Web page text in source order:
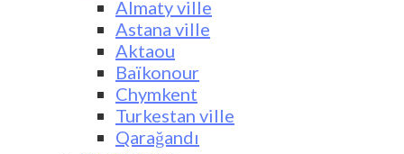
Almaty ville
Astana ville
Aktaou
Baïkonour
Chymkent
Turkestan ville
Qarağandı